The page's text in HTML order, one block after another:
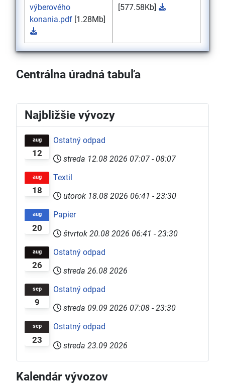
výberového
konania.pdf [1.28Mb]
[577.58Kb]
Centrálna úradná tabuľa
Najbližšie vývozy
12
aug
Ostatný odpad
streda 12.08 2026 07:07 - 08:07
18
aug
Textil
utorok 18.08 2026 06:41 - 23:30
20
aug
Papier
štvrtok 20.08 2026 06:41 - 23:30
26
aug
Ostatný odpad
streda 26.08 2026
9
sep
Ostatný odpad
streda 09.09 2026 07:08 - 23:30
23
sep
Ostatný odpad
streda 23.09 2026
Kalendár vývozov